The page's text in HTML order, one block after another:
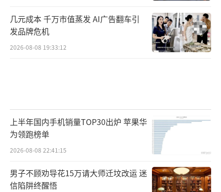
几元成本 千万市值蒸发 AI广告翻车引
发品牌危机
2026-08-08 19:33:12
上半年国内手机销量TOP30出炉 苹果华
为领跑榜单
2026-08-08 22:41:15
男子不顾劝导花15万请大师迁坟改运 迷
信陷阱终醒悟